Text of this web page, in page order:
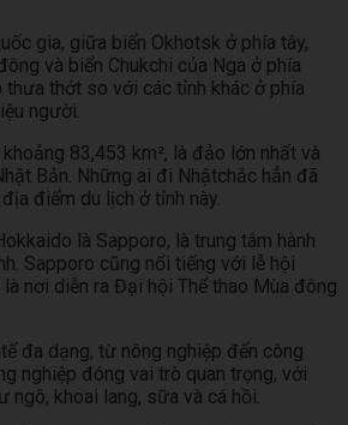
gia, giữa biển Okhotsk ở phía tây,
và biển Chukchi của Nga ở phía
thưa thớt so với các tỉnh khác ở phía
người.
83,453 km², là đảo lớn nhất và
Bản. Những ai đi Nhậtchắc hẳn đã
điểm du lịch ở tỉnh này.
là Sapporo, là trung tâm hành
Sapporo cũng nổi tiếng với lễ hội
nơi diễn ra Đại hội Thể thao Mùa đông
đa dạng, từ nông nghiệp đến công
nghiệp đóng vai trò quan trọng, với
ngô, khoai lang, sữa và cá hồi.